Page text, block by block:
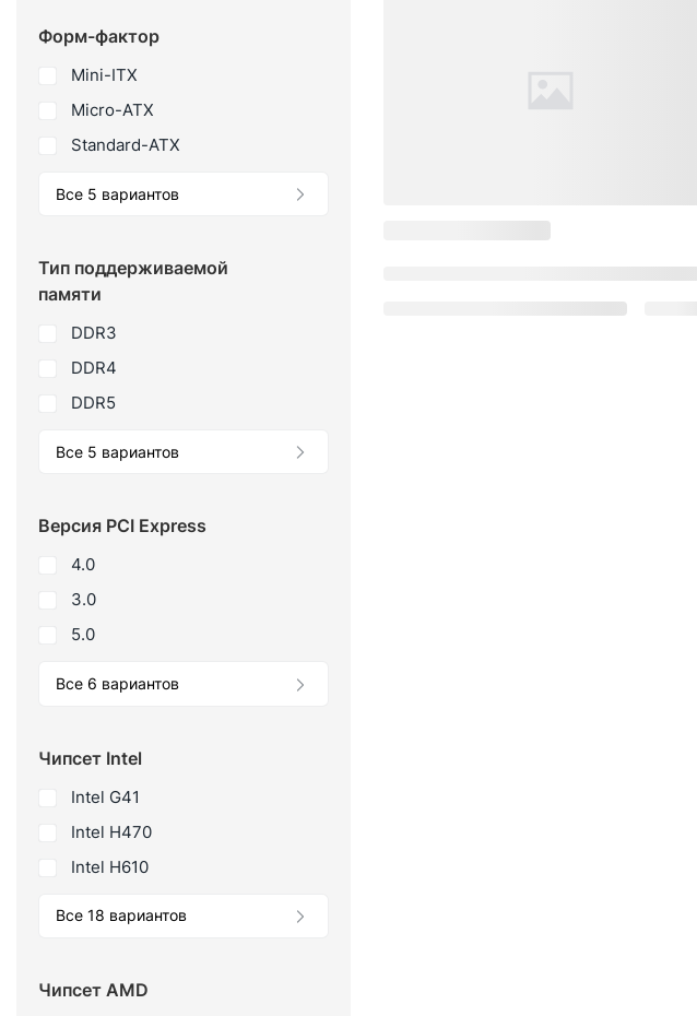
Форм-фактор
Mini-ITX
Micro-ATX
Standard-ATX
Все 5 вариантов
Тип поддерживаемой
памяти
DDR3
DDR4
DDR5
Все 5 вариантов
Версия PCI Express
4.0
3.0
5.0
Все 6 вариантов
Чипсет Intel
Intel G41
Intel H470
Intel H610
Все 18 вариантов
Чипсет AMD